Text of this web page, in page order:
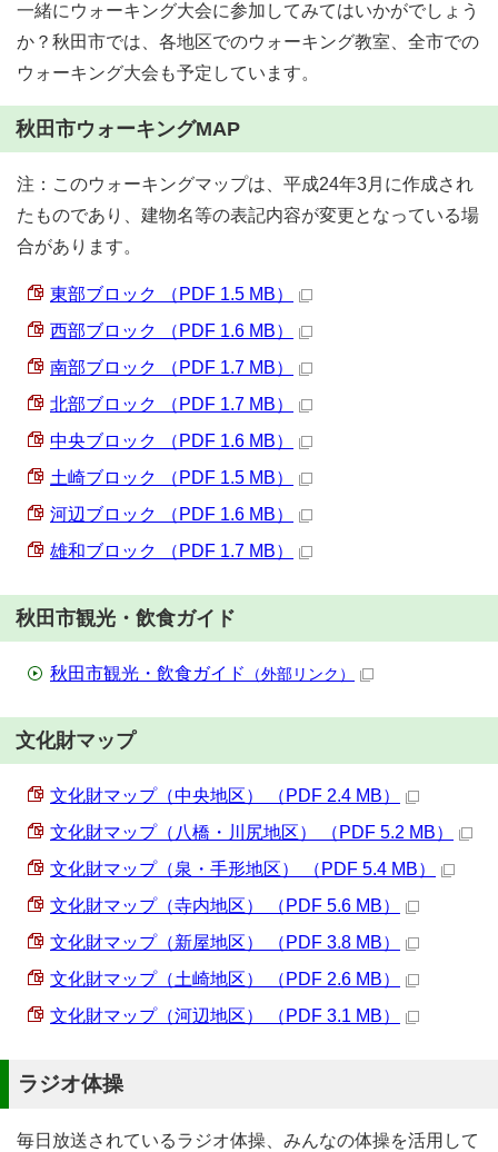
一緒にウォーキング大会に参加してみてはいかがでしょう
か？秋田市では、各地区でのウォーキング教室、全市での
ウォーキング大会も予定しています。
秋田市ウォーキングMAP
注：このウォーキングマップは、平成24年3月に作成され
たものであり、建物名等の表記内容が変更となっている場
合があります。
東部ブロック （PDF 1.5 MB）
西部ブロック （PDF 1.6 MB）
南部ブロック （PDF 1.7 MB）
北部ブロック （PDF 1.7 MB）
中央ブロック （PDF 1.6 MB）
土崎ブロック （PDF 1.5 MB）
河辺ブロック （PDF 1.6 MB）
雄和ブロック （PDF 1.7 MB）
秋田市観光・飲食ガイド
秋田市観光・飲食ガイド （外部リンク）
文化財マップ
文化財マップ（中央地区） （PDF 2.4 MB）
文化財マップ（八橋・川尻地区） （PDF 5.2 MB）
文化財マップ（泉・手形地区） （PDF 5.4 MB）
文化財マップ（寺内地区） （PDF 5.6 MB）
文化財マップ（新屋地区） （PDF 3.8 MB）
文化財マップ（土崎地区） （PDF 2.6 MB）
文化財マップ（河辺地区） （PDF 3.1 MB）
ラジオ体操
毎日放送されているラジオ体操、みんなの体操を活用して